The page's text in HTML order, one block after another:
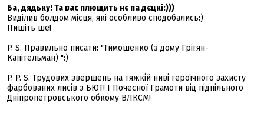
Ба, дядьку! Та вас плющить нє па дєцкі:)))
Виділив болдом місця, які особливо сподобались:)
Пишіть ше!
P. S. Правильно писати: "Тимошенко (з дому Грігян-
Капітельман) ":)
P. P. S. Трудових звершень на тяжкій ниві героїчного захисту
фарбованих лисів з БЮТ! І Почесної Грамоти від підпільного
Дніпропетровського обкому ВЛКСМ!